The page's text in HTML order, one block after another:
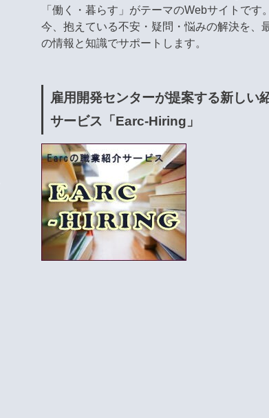
「働く・暮らす」がテーマのWebサイトです。
今、抱えている不安・疑問・悩みの解決を、
の情報と知識でサポートします。
雇用開発センターが提案する新しい
サービス「Earc-Hiring」